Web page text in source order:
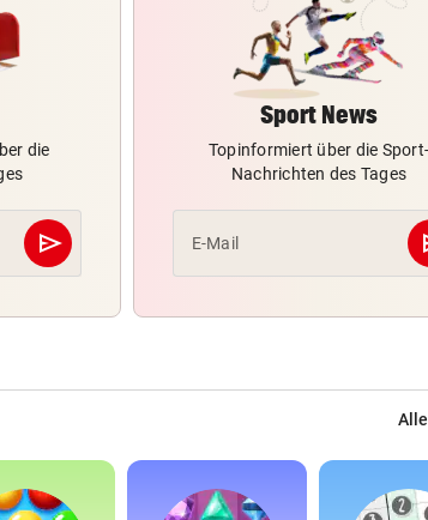
die
send
Abschicken
Sport News
Topinformiert über die Sport-
Nachrichten des Tages
E-Mail